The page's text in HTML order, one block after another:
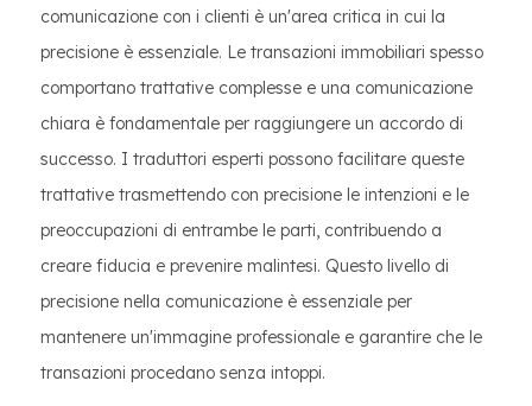
comunicazione con i clienti è un'area critica in cui la
precisione è essenziale. Le transazioni immobiliari spesso
comportano trattative complesse e una comunicazione
chiara è fondamentale per raggiungere un accordo di
successo. I traduttori esperti possono facilitare queste
trattative trasmettendo con precisione le intenzioni e le
preoccupazioni di entrambe le parti, contribuendo a
creare fiducia e prevenire malintesi. Questo livello di
precisione nella comunicazione è essenziale per
mantenere un'immagine professionale e garantire che le
transazioni procedano senza intoppi.